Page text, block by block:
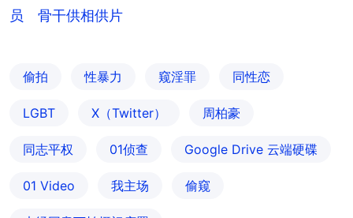
员 骨干供相供片
偷拍 性暴力 窥淫罪 同性恋
LGBT X（Twitter） 周柏豪
同志平权 01侦查 Google Drive 云端硬碟
01 Video 我主场 偷窥